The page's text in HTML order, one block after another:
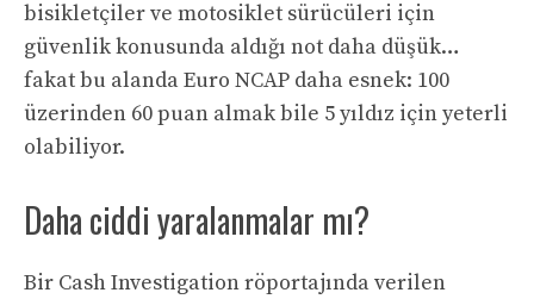
bisikletçiler ve motosiklet sürücüleri için
güvenlik konusunda aldığı not daha düşük…
fakat bu alanda Euro NCAP daha esnek: 100
üzerinden 60 puan almak bile 5 yıldız için yeterli
olabiliyor.
Daha ciddi yaralanmalar mı?
Bir Cash Investigation röportajında verilen